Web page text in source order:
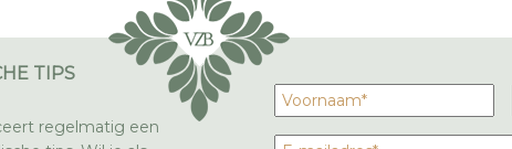
TIPS
regelmatig een